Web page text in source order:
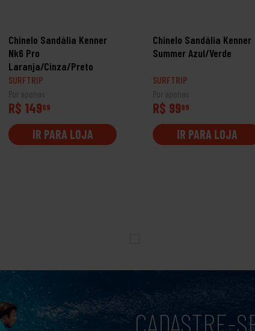
Chinelo Sandália Kenner
Nk6 Pro
Laranja/Cinza/Preto
SURFTRIP
Por apenas
R$ 14999
IR PARA LOJA
Chinelo Sandália Kenner
Summer Azul/Verde
SURFTRIP
Por apenas
R$ 9999
IR PARA LOJA
CADASTRE-